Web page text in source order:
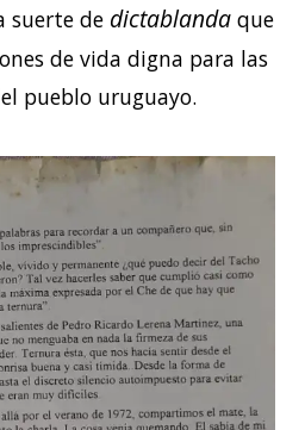
suerte de dictablanda que
de vida digna para las
pueblo uruguayo.